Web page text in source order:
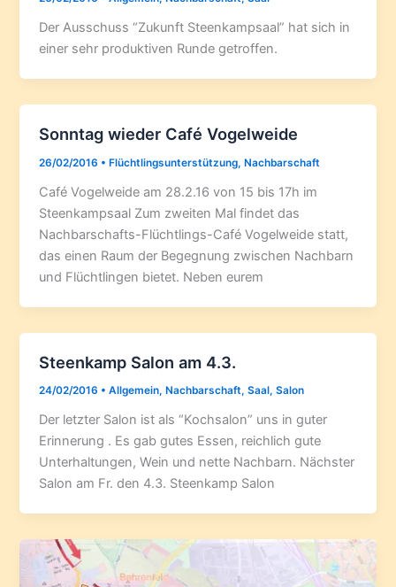
Der Ausschuss “Zukunft Steenkampsaal” hat sich in
einer sehr produktiven Runde getroffen.
Sonntag wieder Café Vogelweide
26/02/2016 •Flüchtlingsunterstützung,Nachbarschaft
Café Vogelweide am 28.2.16 von 15 bis 17h im
Steenkampsaal Zum zweiten Mal findet das
Nachbarschafts-Flüchtlings-Café Vogelweide statt,
das einen Raum der Begegnung zwischen Nachbarn
und Flüchtlingen bietet. Neben eurem
Steenkamp Salon am 4.3.
24/02/2016 •Allgemein, Nachbarschaft,Saal,Salon
Der letzter Salon ist als “Kochsalon” uns in guter
Erinnerung . Es gab gutes Essen, reichlich gute
Unterhaltungen, Wein und nette Nachbarn. Nächster
Salon am Fr. den 4.3. Steenkamp Salon